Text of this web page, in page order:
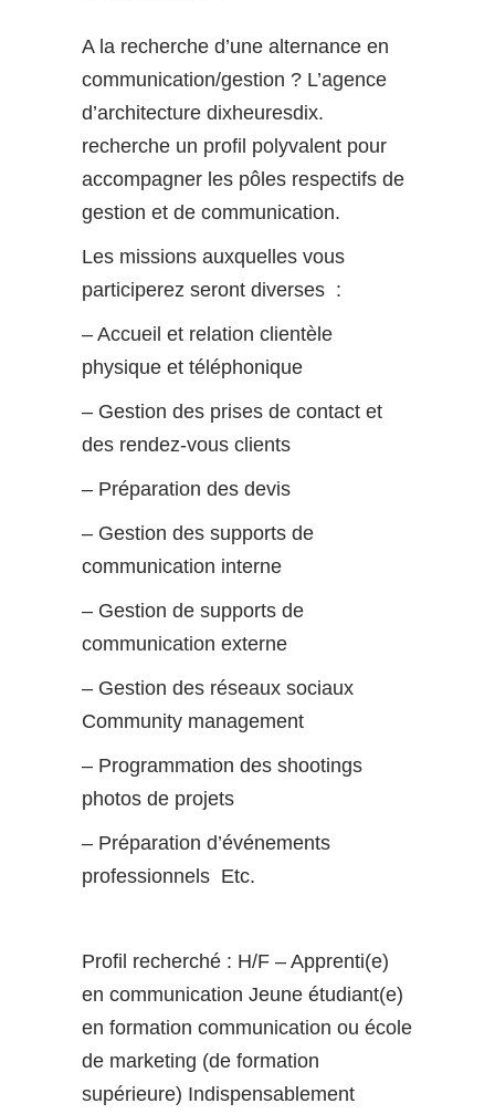
A la recherche d’une alternance en
communication/gestion ? L’agence
d’architecture dixheuresdix.
recherche un profil polyvalent pour
accompagner les pôles respectifs de
gestion et de communication.
Les missions auxquelles vous
participerez seront diverses :
– Accueil et relation clientèle
physique et téléphonique
– Gestion des prises de contact et
des rendez-vous clients
– Préparation des devis
– Gestion des supports de
communication interne
– Gestion de supports de
communication externe
– Gestion des réseaux sociaux
Community management
– Programmation des shootings
photos de projets
– Préparation d’événements
professionnels Etc.
Profil recherché : H/F – Apprenti(e)
en communication Jeune étudiant(e)
en formation communication ou école
de marketing (de formation
supérieure) Indispensablement